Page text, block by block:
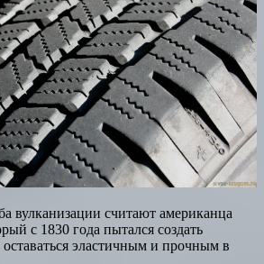
вулканизации считают американца
с 1830 года пытался создать
эластичным и прочным в